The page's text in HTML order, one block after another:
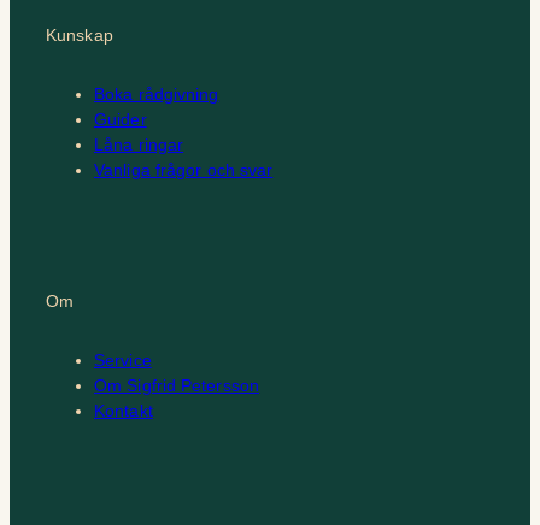
Kunskap
Boka rådgivning
Guider
Låna ringar
Vanliga frågor och svar
Om
Service
Om Sigfrid Petersson
Kontakt